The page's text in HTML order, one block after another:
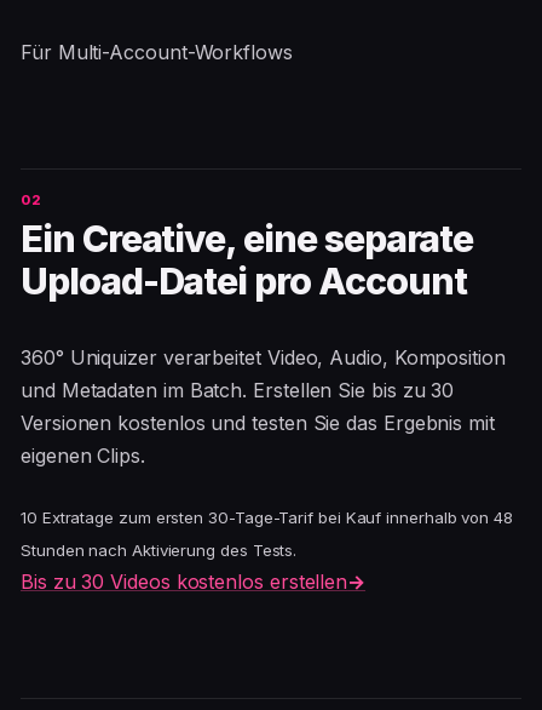
Für Multi-Account-Workflows
Ein Creative, eine separate
Upload-Datei pro Account
360° Uniquizer verarbeitet Video, Audio, Komposition
und Metadaten im Batch. Erstellen Sie bis zu 30
Versionen kostenlos und testen Sie das Ergebnis mit
eigenen Clips.
10 Extratage zum ersten 30-Tage-Tarif bei Kauf innerhalb von 48
Stunden nach Aktivierung des Tests.
Bis zu 30 Videos kostenlos erstellen→